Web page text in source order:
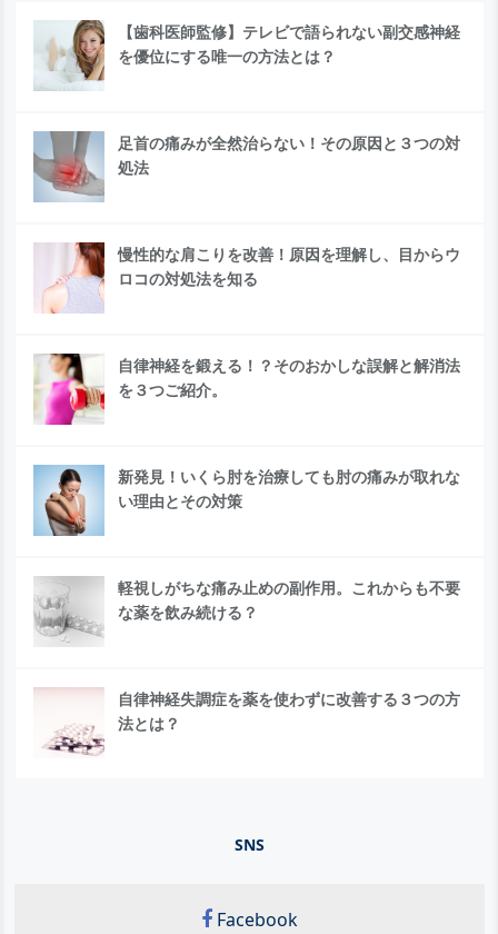
【歯科医師監修】テレビで語られない副交感神経
を優位にする唯一の方法とは？
足首の痛みが全然治らない！その原因と３つの対
処法
慢性的な肩こりを改善！原因を理解し、目からウ
ロコの対処法を知る
自律神経を鍛える！？そのおかしな誤解と解消法
を３つご紹介。
新発見！いくら肘を治療しても肘の痛みが取れな
い理由とその対策
軽視しがちな痛み止めの副作用。これからも不要
な薬を飲み続ける？
自律神経失調症を薬を使わずに改善する３つの方
法とは？
SNS
Facebook